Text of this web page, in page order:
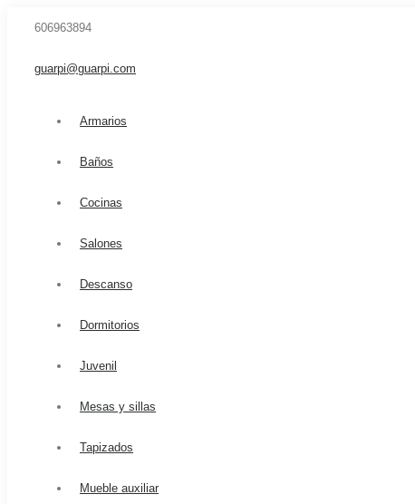
606963894
guarpi@guarpi.com
Armarios
Baños
Cocinas
Salones
Descanso
Dormitorios
Juvenil
Mesas y sillas
Tapizados
Mueble auxiliar